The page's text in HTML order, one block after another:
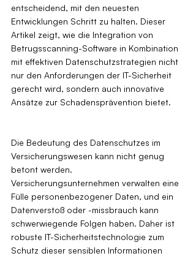
entscheidend, mit den neuesten
Entwicklungen Schritt zu halten. Dieser
Artikel zeigt, wie die Integration von
Betrugsscanning-Software in Kombination
mit effektiven Datenschutzstrategien nicht
nur den Anforderungen der IT-Sicherheit
gerecht wird, sondern auch innovative
Ansätze zur Schadensprävention bietet.
Die Bedeutung des Datenschutzes im
Versicherungswesen kann nicht genug
betont werden.
Versicherungsunternehmen verwalten eine
Fülle personenbezogener Daten, und ein
Datenverstoß oder -missbrauch kann
schwerwiegende Folgen haben. Daher ist
robuste IT-Sicherheitstechnologie zum
Schutz dieser sensiblen Informationen